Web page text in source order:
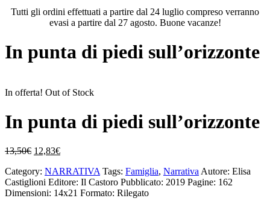
Tutti gli ordini effettuati a partire dal 24 luglio compreso verranno
evasi a partire dal 27 agosto. Buone vacanze!
In punta di piedi sull’orizzonte
In offerta! Out of Stock
In punta di piedi sull’orizzonte
13,50€ Il
originale
era:
13,50€.
12,83€Il
attuale
è:
12,83€.
Category: NARRATIVA Tags: Famiglia, NarrativaAutore: Elisa
Castiglioni Editore: Il Castoro Pubblicato: 2019 Pagine: 162
Dimensioni: 14x21 Formato: Rilegato